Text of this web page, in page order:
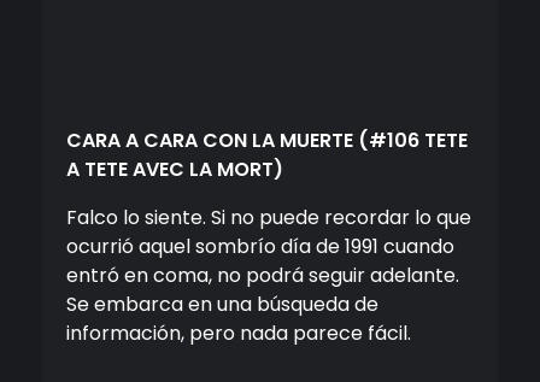
CARA A CARA CON LA MUERTE (#106 TETE
A TETE AVEC LA MORT)
Falco lo siente. Si no puede recordar lo que
ocurrió aquel sombrío día de 1991 cuando
entró en coma, no podrá seguir adelante.
Se embarca en una búsqueda de
información, pero nada parece fácil.